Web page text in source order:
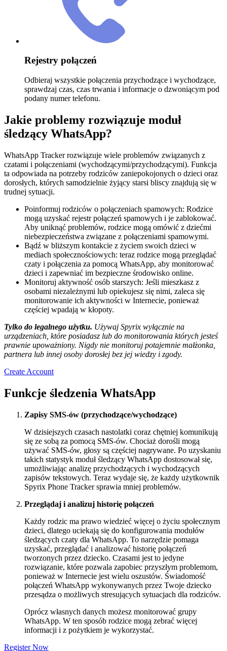
Rejestry połączeń
Odbieraj wszystkie połączenia przychodzące i wychodzące,
sprawdzaj czas, czas trwania i informacje o dzwoniącym pod
podany numer telefonu.
Jakie problemy rozwiązuje moduł
śledzący WhatsApp?
WhatsApp Tracker rozwiązuje wiele problemów związanych z
czatami i połączeniami (wychodzącymi/przychodzącymi). Funkcja
ta odpowiada na potrzeby rodziców zaniepokojonych o dzieci oraz
dorosłych, których samodzielnie żyjący starsi bliscy znajdują się w
trudnej sytuacji.
Poinformuj rodziców o połączeniach spamowych: Rodzice
mogą uzyskać rejestr połączeń spamowych i je zablokować.
Aby uniknąć problemów, rodzice mogą omówić z dziećmi
niebezpieczeństwa związane z połączeniami spamowymi.
Bądź w bliższym kontakcie z życiem swoich dzieci w
mediach społecznościowych: teraz rodzice mogą przeglądać
czaty i połączenia za pomocą WhatsApp, aby monitorować
dzieci i zapewniać im bezpieczne środowisko online.
Monitoruj aktywność osób starszych: Jeśli mieszkasz z
osobami niezależnymi lub opiekujesz się nimi, zaleca się
monitorowanie ich aktywności w Internecie, ponieważ
częściej wpadają w kłopoty.
Tylko do legalnego użytku. Używaj Spyrix wyłącznie na
urządzeniach, które posiadasz lub do monitorowania których jesteś
prawnie upoważniony. Nigdy nie monitoruj potajemnie małżonka,
partnera lub innej osoby dorosłej bez jej wiedzy i zgody.
Create Account
Funkcje śledzenia WhatsApp
Zapisy SMS-ów (przychodzące/wychodzące)
W dzisiejszych czasach nastolatki coraz chętniej komunikują
się ze sobą za pomocą SMS-ów. Chociaż dorośli mogą
używać SMS-ów, głosy są częściej nagrywane. Po uzyskaniu
takich statystyk moduł śledzący WhatsApp dostosował się,
umożliwiając analizę przychodzących i wychodzących
zapisów tekstowych. Teraz wydaje się, że każdy użytkownik
Spyrix Phone Tracker sprawia mniej problemów.
Przeglądaj i analizuj historię połączeń
Każdy rodzic ma prawo wiedzieć więcej o życiu społecznym
dzieci, dlatego uciekają się do konfigurowania modułów
śledzących czaty dla WhatsApp. To narzędzie pomaga
uzyskać, przeglądać i analizować historię połączeń
tworzonych przez dziecko. Czasami jest to jedyne
rozwiązanie, które pozwala zapobiec przyszłym problemom,
ponieważ w Internecie jest wielu oszustów. Świadomość
połączeń WhatsApp wykonywanych przez Twoje dziecko
przesądza o możliwych stresujących sytuacjach dla rodziców.
Oprócz własnych danych możesz monitorować grupy
WhatsApp. W ten sposób rodzice mogą zebrać więcej
informacji i z pożytkiem je wykorzystać.
Register Now